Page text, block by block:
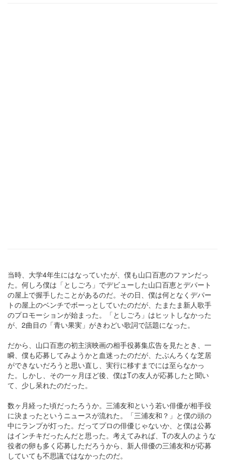
当時、大学4年生にはなっていたが、僕も山口百恵のファンだっ
た。何しろ僕は「としごろ」でデビューした山口百恵とデパート
の屋上で握手したことがあるのだ。その日、僕は何となくデパー
トの屋上のベンチでボーっとしていたのだが、たまたま新人歌手
のプロモーションが始まった。「としごろ」はヒットしなかった
が、2曲目の「青い果実」がきわどい歌詞で話題になった。
だから、山口百恵の初主演映画の相手役募集広告を見たとき、一
瞬、僕も応募してみようかと血迷ったのだが、たぶんろくな芝居
ができないだろうと思い直し、実行に移すまでには至らなかっ
た。しかし、その一ヶ月ほど後、僕はTの友人が応募したと聞い
て、少し呆れたのだった。
数ヶ月経った頃だったろうか。三浦友和という若い俳優が相手役
に決まったというニュースが流れた。「三浦友和？」と僕の頭の
中にランプが灯った。だってプロの俳優じゃないか、と僕は公募
はインチキだったんだと思った。考えてみれば、Tの友人のような
役者の卵も多く応募しただろうから、新人俳優の三浦友和が応募
していても不思議ではなかったのだ。